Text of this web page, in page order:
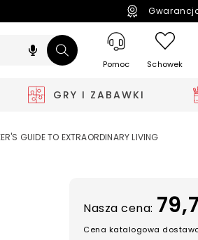
Pomoc Schowek
GRY I ZABAWKI
GUIDE TO EXTRAORDINARY LIVING
Nasza cena:
Cena katalogowa